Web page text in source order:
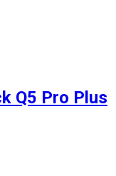
Q5 Pro Plus